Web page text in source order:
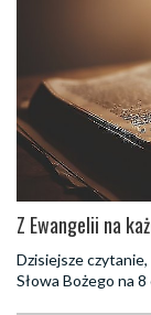
Z Ewangelii na
Dzisiejsze
Słowa Bożego na